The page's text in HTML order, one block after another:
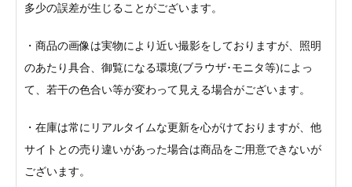
多少の誤差が生じることがございます。
・商品の画像は実物により近い撮影をしておりますが、照明
のあたり具合、御覧になる環境(ブラウザ･モニタ等)によっ
て、若干の色合い等が変わって見える場合がございます。
・在庫は常にリアルタイムな更新を心がけておりますが、他
サイトとの売り違いがあった場合は商品をご用意できないが
ございます。